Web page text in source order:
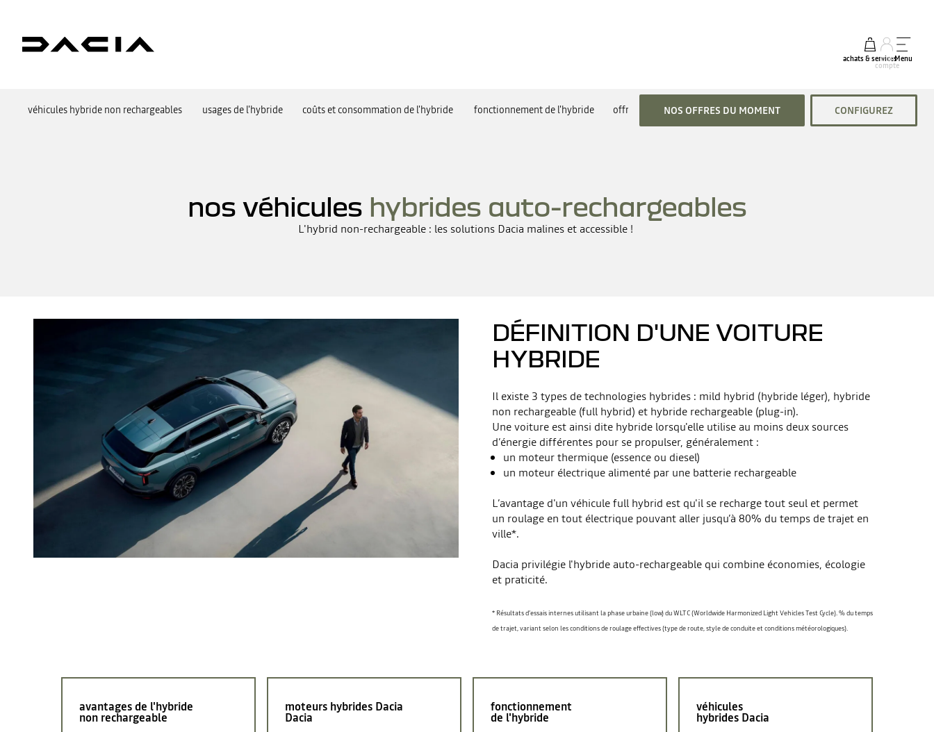
achats & services
mon
compte
Menu
véhicules hybride non rechargeables usages de l'hybride coûts et consommation de l'hybride fonctionnement de l'hybride offres véhicules hybrides
NOS OFFRES DU MOMENT CONFIGUREZ
nos véhicules hybrides auto-rechargeables
L'hybrid non-rechargeable : les solutions Dacia malines et accessible ​!
DÉFINITION D'UNE VOITURE
HYBRIDE
Il existe 3 types de technologies hybrides : mild hybrid (hybride léger), hybride
non rechargeable (full hybrid) et hybride rechargeable (plug-in).​
Une voiture est ainsi dite hybride lorsqu'elle utilise au moins deux sources
d’énergie différentes pour se propulser, généralement :
un moteur thermique (essence ou diesel)
un moteur électrique alimenté par une batterie rechargeable
L’avantage d'un véhicule full hybrid est qu'il se recharge tout seul et permet
un roulage en tout électrique pouvant aller jusqu’à 80% du temps de trajet en
ville*.
Dacia privilégie l'hybride auto-rechargeable qui combine économies, écologie
et praticité.​
* Résultats d’essais internes utilisant la phase urbaine (low) du WLTC (Worldwide Harmonized Light Vehicles Test Cycle). % du temps
de trajet, variant selon les conditions de roulage effectives (type de route, style de conduite et conditions météorologiques).
avantages de l'hybride
non rechargeable
moteurs hybrides Dacia
Dacia
fonctionnement
de l'hybride
véhicules
hybrides Dacia